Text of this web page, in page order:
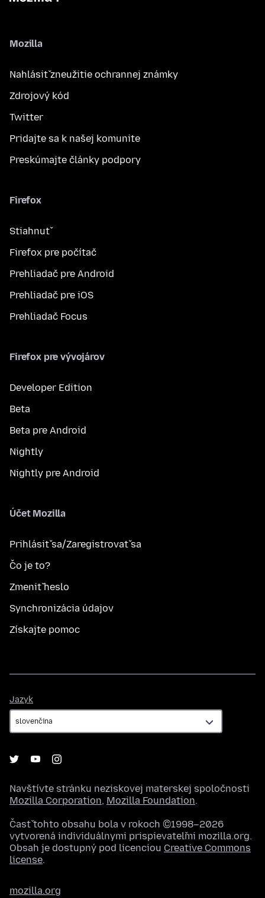
Mozilla
Nahlásiť zneužitie ochrannej známky
Zdrojový kód
Twitter
Pridajte sa k našej komunite
Preskúmajte články podpory
Firefox
Stiahnuť
Firefox pre počítač
Prehliadač pre Android
Prehliadač pre iOS
Prehliadač Focus
Firefox pre vývojárov
Developer Edition
Beta
Beta pre Android
Nightly
Nightly pre Android
Účet Mozilla
Prihlásiť sa/Zaregistrovať sa
Čo je to?
Zmeniť heslo
Synchronizácia údajov
Získajte pomoc
Jazyk
Navštívte stránku neziskovej materskej spoločnosti
Mozilla Corporation, Mozilla Foundation.
Časť tohto obsahu bola v rokoch ©1998–2026
vytvorená individuálnymi prispievateľmi mozilla.org.
Obsah je dostupný pod licenciou Creative Commons
license.
mozilla.org